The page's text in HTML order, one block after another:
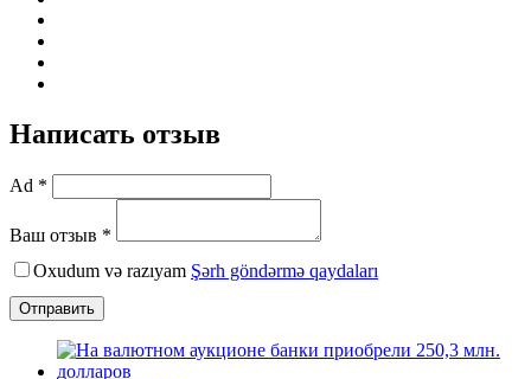
Написать отзыв
Ad *
Ваш отзыв *
Oxudum və razıyam Şərh göndərmə qaydaları
Отправить